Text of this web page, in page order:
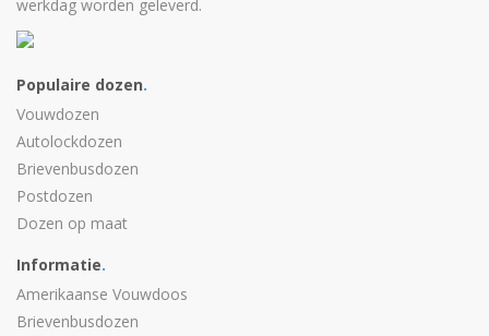
werkdag worden geleverd.
Populaire dozen.
Vouwdozen
Autolockdozen
Brievenbusdozen
Postdozen
Dozen op maat
Informatie.
Amerikaanse Vouwdoos
Brievenbusdozen